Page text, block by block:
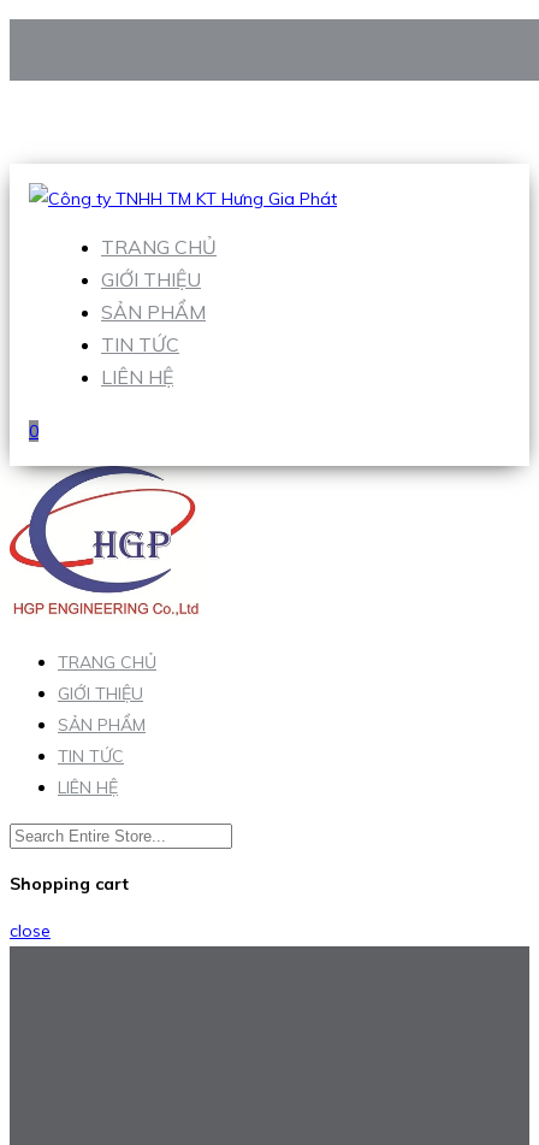
Hotline:0938 906 663
TRANG CHỦ
GIỚI THIỆU
SẢN PHẨM
TIN TỨC
LIÊN HỆ
0
TRANG CHỦ
GIỚI THIỆU
SẢN PHẨM
TIN TỨC
LIÊN HỆ
Shopping cart
close